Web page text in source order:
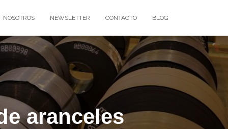
NOSOTROS NEWSLETTER CONTACTO BLOG
aranceles